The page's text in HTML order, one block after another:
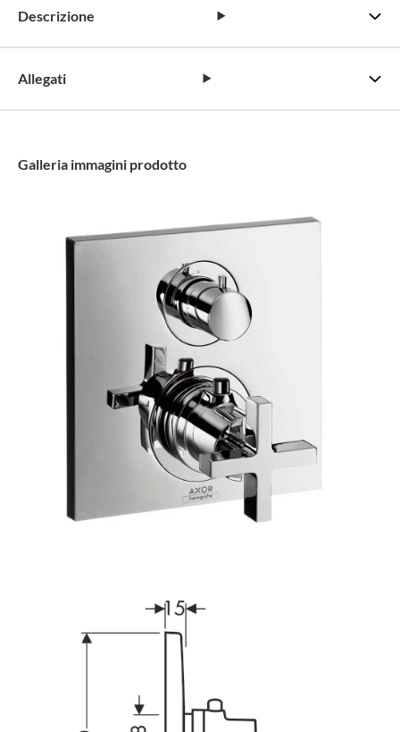
Descrizione
Allegati
Galleria immagini prodotto